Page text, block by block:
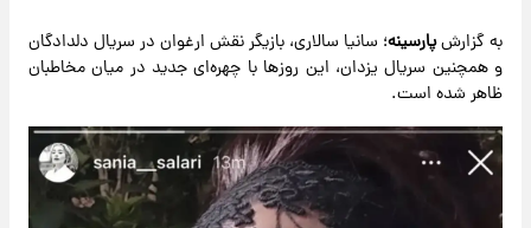
به گزارشپارسینه؛ سانیا سالاری، بازیگر نقش ارغوان در سریال دلدادگان
و همچنین سریال یزدان، این روزها با چهره‌ای جدید در میان مخاطبان
ظاهر شده است.